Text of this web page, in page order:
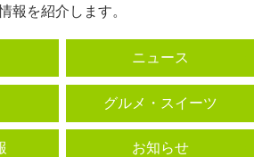
報を紹介します。
ニュース
グルメ・スイーツ
お知らせ